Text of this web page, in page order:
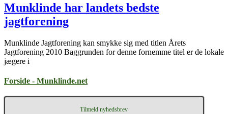
Munklinde har landets bedste
jagtforening
Munklinde Jagtforening kan smykke sig med titlen Årets
Jagtforening 2010 Baggrunden for denne fornemme titel er de lokale
jægere i
Forside - Munklinde.net
Tilmeld nyhedsbrev